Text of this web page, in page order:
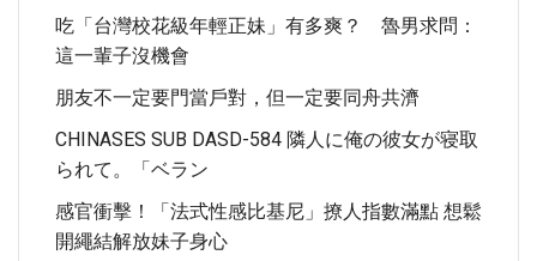
吃「台灣校花級年輕正妹」有多爽？ 魯男求問：
這一輩子沒機會
朋友不一定要門當戶對，但一定要同舟共濟
CHINASES SUB DASD-584 隣人に俺の彼女が寝取
られて。「ベラン
感官衝擊！「法式性感比基尼」撩人指數滿點 想鬆
開繩結解放妹子身心